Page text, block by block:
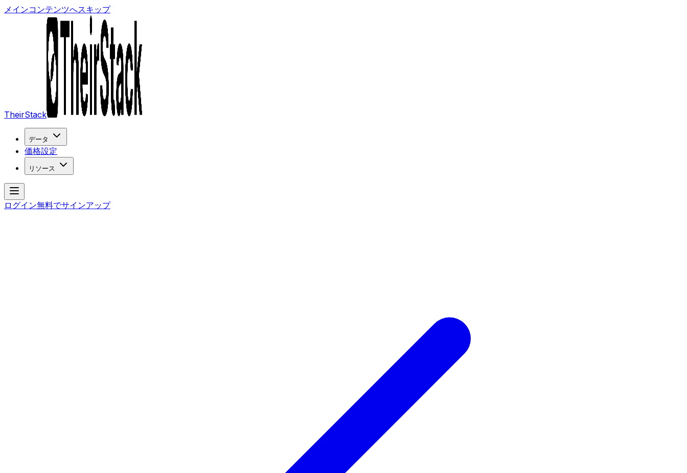
メインコンテンツへスキップ
TheirStack
データ
価格設定
リソース
ログイン無料でサインアップ